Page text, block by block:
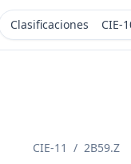
Clasificaciones CIE-
CIE-11 / 2B59.Z